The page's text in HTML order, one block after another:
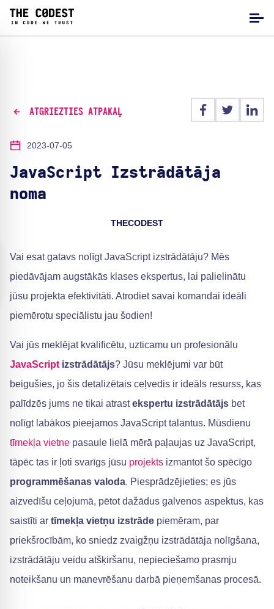
ATGRIEZTIES ATPAKAĻ
2023-07-05
JavaScript Izstrādātāja
noma
THECODEST
Vai esat gatavs nolīgt JavaScript izstrādātāju? Mēs
piedāvājam augstākās klases ekspertus, lai palielinātu
jūsu projekta efektivitāti. Atrodiet savai komandai ideāli
piemērotu speciālistu jau šodien!
Vai jūs meklējat kvalificētu, uzticamu un profesionālu
JavaScript izstrādātājs? Jūsu meklējumi var būt
beigušies, jo šis detalizētais ceļvedis ir ideāls resurss, kas
palīdzēs jums ne tikai atrastekspertu izstrādātājs bet
nolīgt labākos pieejamos JavaScript talantus. Mūsdienu
tīmekļa vietne pasaule lielā mērā paļaujas uz JavaScript,
tāpēc tas ir ļoti svarīgs jūsu projekts izmantot šo spēcīgo
programmēšanas valoda. Piesprādzējieties; es jūs
aizvedīšu ceļojumā, pētot dažādus galvenos aspektus, kas
saistīti ar tīmekļa vietņu izstrāde piemēram, par
priekšrocībām, ko sniedz zvaigžņu izstrādātāja nolīgšana,
izstrādātāju veidu atšķiršanu, nepieciešamo prasmju
noteikšanu un manevrēšanu darbā pieņemšanas procesā.